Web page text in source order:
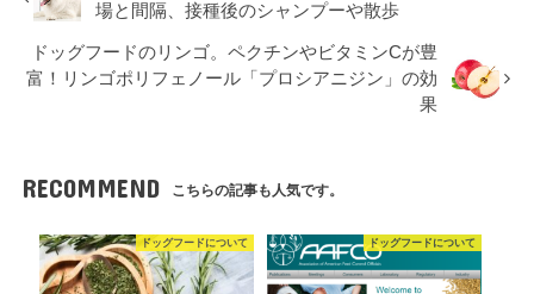
場と間隔、接種後のシャンプーや散歩
ドッグフードのリンゴ。ペクチンやビタミンCが豊
富！リンゴポリフェノール「プロシアニジン」の効
果
RECOMMEND こちらの記事も人気です。
ドッグフードについて ドッグフードについて